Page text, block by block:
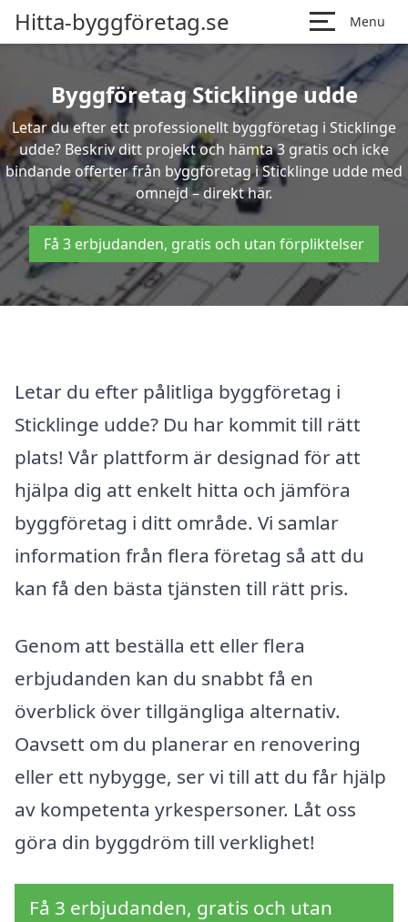
Hitta-byggföretag.se Menu
Byggföretag Sticklinge udde
Letar du efter ett professionellt byggföretag i Sticklinge
udde? Beskriv ditt projekt och hämta 3 gratis och icke
bindande offerter från byggföretag i Sticklinge udde med
omnejd – direkt här.
Få 3 erbjudanden, gratis och utan förpliktelser
Letar du efter pålitliga byggföretag i
Sticklinge udde? Du har kommit till rätt
plats! Vår plattform är designad för att
hjälpa dig att enkelt hitta och jämföra
byggföretag i ditt område. Vi samlar
information från flera företag så att du
kan få den bästa tjänsten till rätt pris.
Genom att beställa ett eller flera
erbjudanden kan du snabbt få en
överblick över tillgängliga alternativ.
Oavsett om du planerar en renovering
eller ett nybygge, ser vi till att du får hjälp
av kompetenta yrkespersoner. Låt oss
göra din byggdröm till verklighet!
Få 3 erbjudanden, gratis och utan